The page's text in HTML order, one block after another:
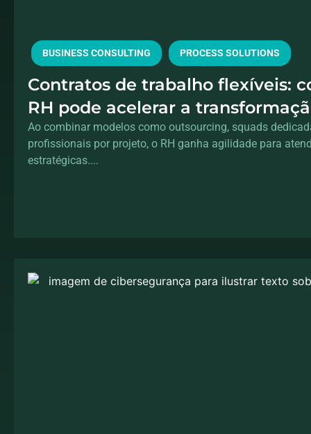
BUSINESS CONSULTING PROCESS SOLUTIONS
Contratos de trabalho flexíveis:
RH pode acelerar a
sem aumentar o headcount
Ao combinar modelos como outsourcing, squads
profissionais por projeto, o RH ganha agilidade para
estratégicas....